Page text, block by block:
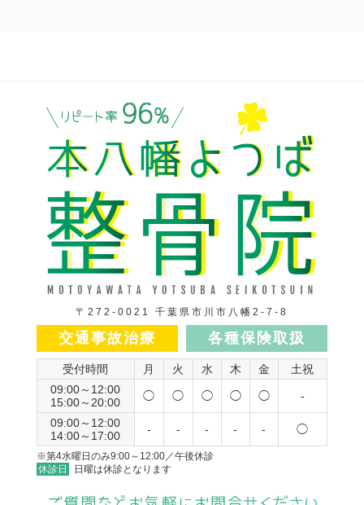
〒272-0021 千葉県市川市八幡2-7-8
交通事故治療 各種保険取扱
受付時間 月 火 水 木 金
土祝
09:00～12:00
15:00～20:00
◯ ◯ ◯ ◯ ◯ -
09:00～12:00
14:00～17:00
- - - - - ◯
※第4水曜日のみ9:00～12:00／午後休診
休診日
日曜は休診となります